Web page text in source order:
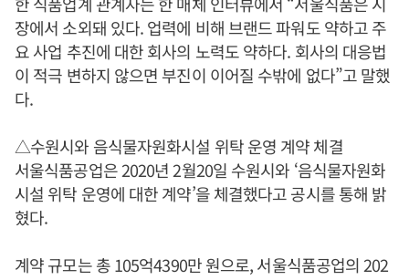
장에서 소외돼 있다. 업력에 비해 브랜드 파워도 약하고 주
요 사업 추진에 대한 회사의 노력도 약하다. 회사의 대응법
이 적극 변하지 않으면 부진이 이어질 수밖에 없다”고 말했
다.
△수원시와 음식물자원화시설 위탁 운영 계약 체결
서울식품공업은 2020년 2월20일 수원시와 ‘음식물자원화
시설 위탁 운영에 대한 계약’을 체결했다고 공시를 통해 밝
혔다.
계약 규모는 총 105억4390만 원으로, 서울식품공업의 202